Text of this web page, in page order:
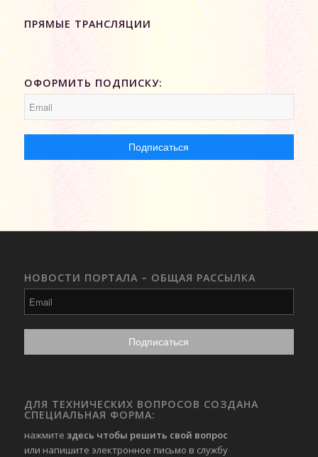
ПРЯМЫЕ ТРАНСЛЯЦИИ
ОФОРМИТЬ ПОДПИСКУ:
НОВОСТИ ПОРТАЛА – ОБЩАЯ РАССЫЛКА
ДЛЯ ТЕХНИЧЕСКИХ ВОПРОСОВ СОЗДАНА
СПЕЦИАЛЬНАЯ ФОРМА:
нажмите здесь чтобы решить свой вопрос
или напишите электронное письмо в службу